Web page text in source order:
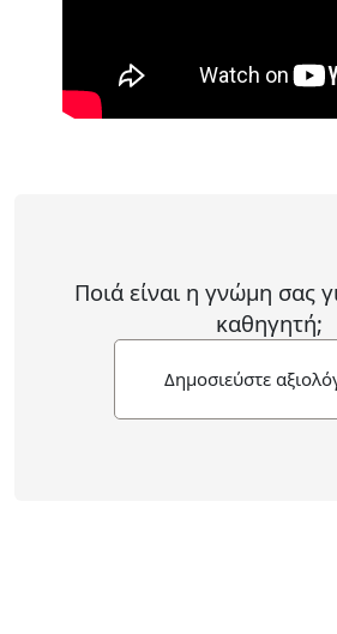
Ποιά είναι η γνώμη σας
καθηγητή;
Δημοσιεύστε